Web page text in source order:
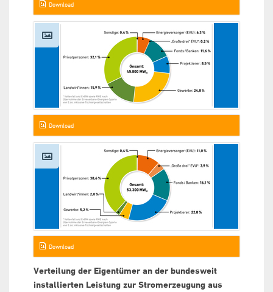
Download
Download
Download
Verteilung der Eigentümer an der bundesweit
installierten Leistung zur Stromerzeugung aus